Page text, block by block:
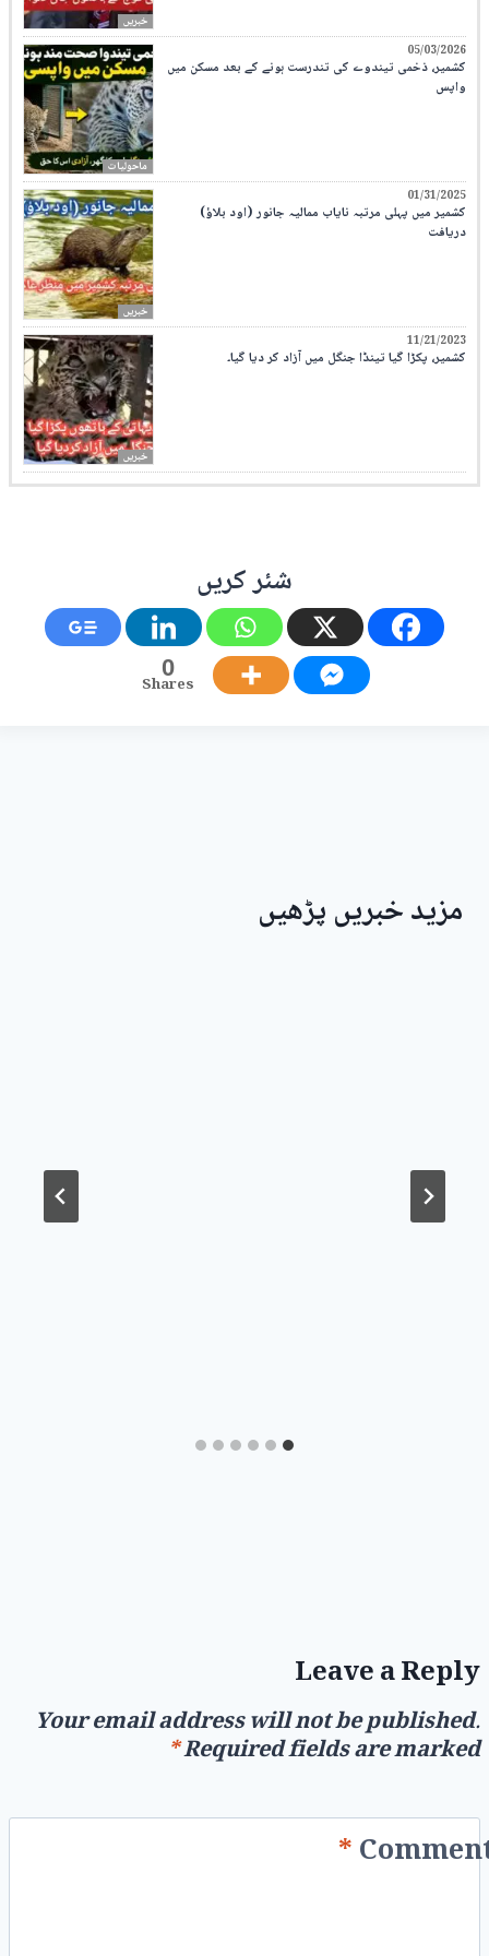
خبریں
ماحولیات
05/03/2026
کشمیر، ذخمی تیندوے کی تندرست ہونے کے بعد مسکن میں
واپس
خبریں
01/31/2025
کشمیر میں پہلی مرتبہ نایاب ممالیہ جانور (اود بلاؤ)
دریافت
خبریں
11/21/2023
کشمیر، پکڑا گیا تینڈا جنگل میں آزاد کر دیا گیا۔
شئر کریں
0
Shares
مزید خبریں پڑھیں
Leave a Reply
Your email address will not be published.
Required fields are marked
*
*